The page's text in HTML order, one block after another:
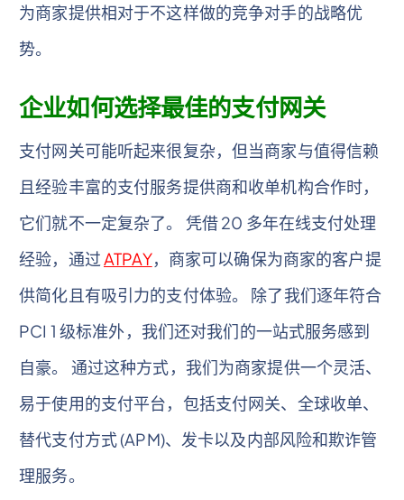
为商家提供相对于不这样做的竞争对手的战略优
势。
企业如何选择最佳的支付网关
支付网关可能听起来很复杂，但当商家与值得信赖
且经验丰富的支付服务提供商和收单机构合作时，
它们就不一定复杂了。 凭借 20 多年在线支付处理
经验，通过ATPAY，商家可以确保为商家的客户提
供简化且有吸引力的支付体验。 除了我们逐年符合
PCI 1 级标准外，我们还对我们的一站式服务感到
自豪。 通过这种方式，我们为商家提供一个灵活、
易于使用的支付平台，包括支付网关、全球收单、
替代支付方式 (APM)、发卡以及内部风险和欺诈管
理服务。